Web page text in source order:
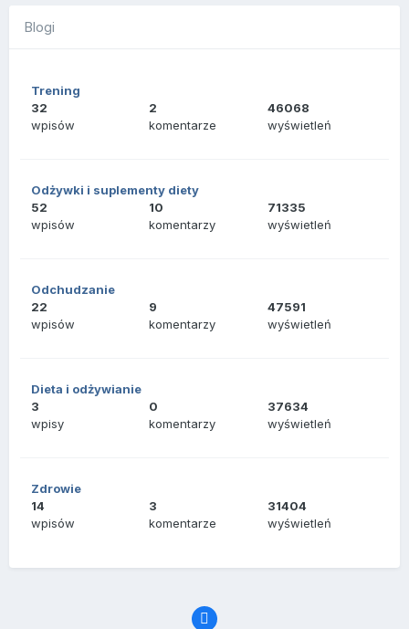
Blogi
Trening
32
wpisów
2
komentarze
46068
wyświetleń
Odżywki i suplementy diety
52
wpisów
10
komentarzy
71335
wyświetleń
Odchudzanie
22
wpisów
9
komentarzy
47591
wyświetleń
Dieta i odżywianie
3
wpisy
0
komentarzy
37634
wyświetleń
Zdrowie
14
wpisów
3
komentarze
31404
wyświetleń